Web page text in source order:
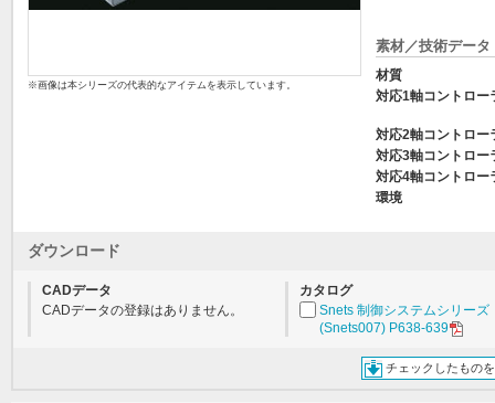
※画像は本シリーズの代表的なアイテムを表示しています。
素材／技術データ
材質
対応1軸コントロー
対応2軸コントロー
対応3軸コントロー
対応4軸コントロー
環境
ダウンロード
CADデータ
CADデータの登録はありません。
カタログ
Snets 制御システムシリーズ
(Snets007) P638-639
チェックしたもの